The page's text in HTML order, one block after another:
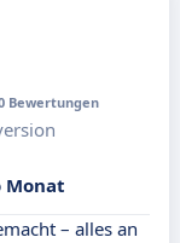
Bewertungen
Monat
– alles an